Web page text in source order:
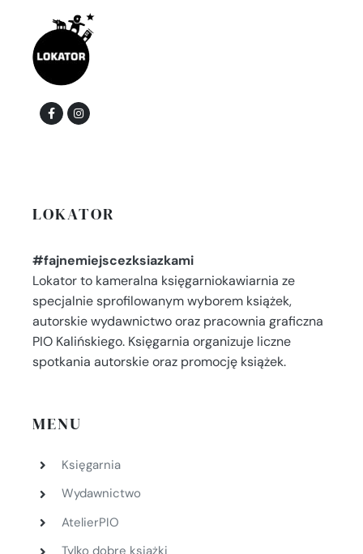
LOKATOR
#fajnemiejscezksiazkami
Lokator to kameralna księgarniokawiarnia ze
specjalnie sprofilowanym wyborem książek,
autorskie wydawnictwo oraz pracownia graficzna
PIO Kalińskiego. Księgarnia organizuje liczne
spotkania autorskie oraz promocję książek.
MENU
Księgarnia
Wydawnictwo
AtelierPIO